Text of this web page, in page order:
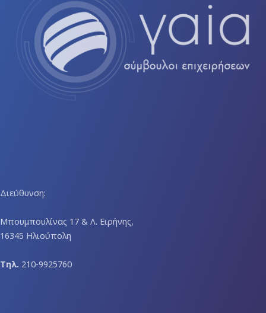
Διεύθυνση:
Μπουμπουλίνας 17 & Λ. Ειρήνης,
16345 Ηλιούπολη
Τηλ. 210-9925760